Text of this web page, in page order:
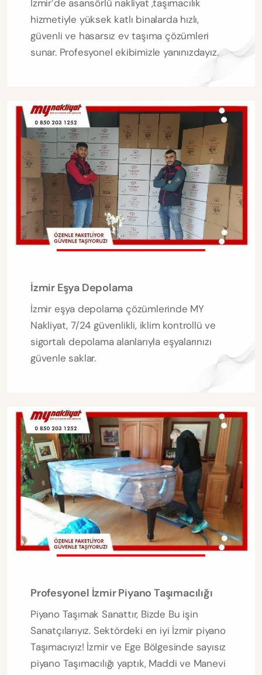
İzmir’de asansörlü nakliyat ,taşımacılık
hizmetiyle yüksek katlı binalarda hızlı,
güvenli ve hasarsız ev taşıma çözümleri
sunar. Profesyonel ekibimizle yanınızdayız.
İzmir Eşya Depolama
İzmir eşya depolama çözümlerinde MY
Nakliyat, 7/24 güvenlikli, iklim kontrollü ve
sigortalı depolama alanlarıyla eşyalarınızı
güvenle saklar.
Profesyonel İzmir Piyano Taşımacılığı
Piyano Taşımak Sanattır, Bizde Bu işin
Sanatçılarıyız. Sektördeki en iyi İzmir piyano
Taşımacıyız! İzmir ve Ege Bölgesinde sayısız
piyano Taşımacılığı yaptık, Maddi ve Manevi